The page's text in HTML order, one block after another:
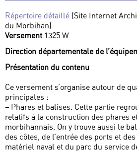
Répertoire détaillé (Site Internet
du Morbihan)
Versement 1325 W
Direction départementale de
Présentation du contenu
Ce versement s’organise autour de
principales :
–Phares et balises. Cette partie
relatifs à la construction des phares
morbihannais. On y trouve aussi le
des côtes, de l’entrée des ports et
matériel naval et du parc du service